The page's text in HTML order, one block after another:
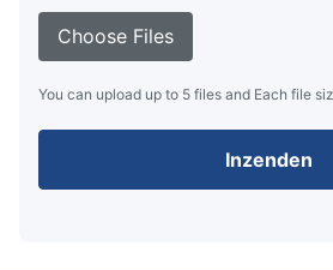
Choose Files
You can upload up to 5 files and Each file
Inzenden